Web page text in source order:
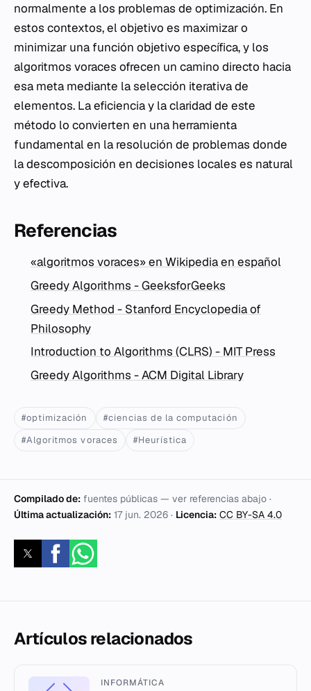
normalmente a los problemas de optimización. En
estos contextos, el objetivo es maximizar o
minimizar una función objetivo específica, y los
algoritmos voraces ofrecen un camino directo hacia
esa meta mediante la selección iterativa de
elementos. La eficiencia y la claridad de este
método lo convierten en una herramienta
fundamental en la resolución de problemas donde
la descomposición en decisiones locales es natural
y efectiva.
Referencias
«algoritmos voraces» en Wikipedia en español
Greedy Algorithms - GeeksforGeeks
Greedy Method - Stanford Encyclopedia of
Philosophy
Introduction to Algorithms (CLRS) - MIT Press
Greedy Algorithms - ACM Digital Library
#optimización
#ciencias de la computación
#Algoritmos voraces
#Heurística
Compilado de: fuentes públicas — ver referencias abajo ·
Última actualización: 17 jun. 2026 · Licencia: CC BY-SA 4.0
Artículos relacionados
INFORMÁTICA